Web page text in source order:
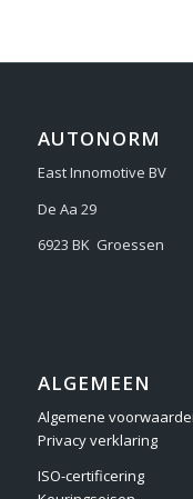
AUTONORM
East Innomotive BV
De Aa 29
6923 BK Groessen
ALGEMEEN
Algemene
Privacy verklaring
ISO-certificering